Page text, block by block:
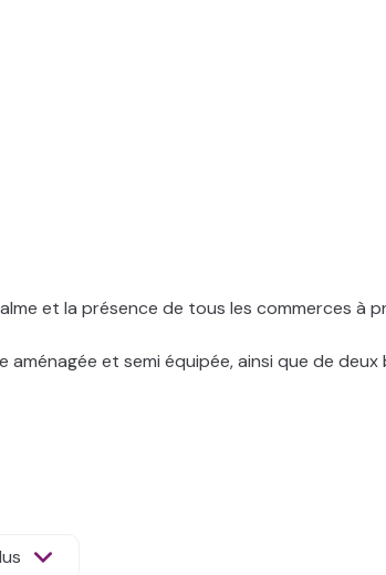
et la présence de tous les commerces
et semi équipée, ainsi que de deux
de loisirs)